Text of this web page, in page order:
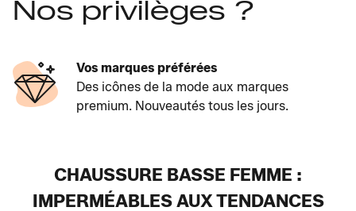
Nos privilèges ?
Vos marques préférées
Des icônes de la mode aux marques
premium. Nouveautés tous les jours.
CHAUSSURE BASSE FEMME :
IMPERMÉABLES AUX TENDANCES